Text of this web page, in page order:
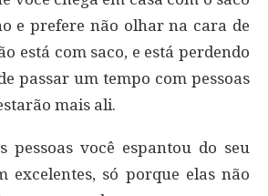
e prefere não olhar na cara de
está com saco, e está perdendo
passar um tempo com pessoas
mais ali.
pessoas você espantou do seu
excelentes, só porque elas não